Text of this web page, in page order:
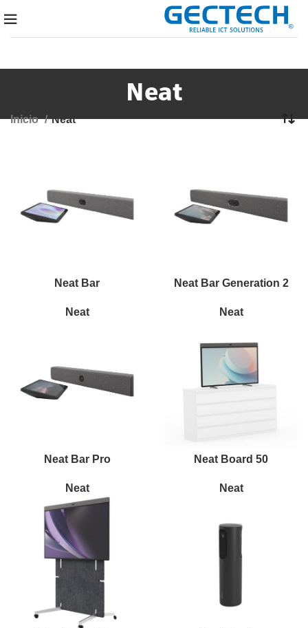
Neat
Inicio Neat
Neat Bar
Neat
Neat Bar Generation 2
Neat
Neat Bar Pro
Neat
Neat Board 50
Neat